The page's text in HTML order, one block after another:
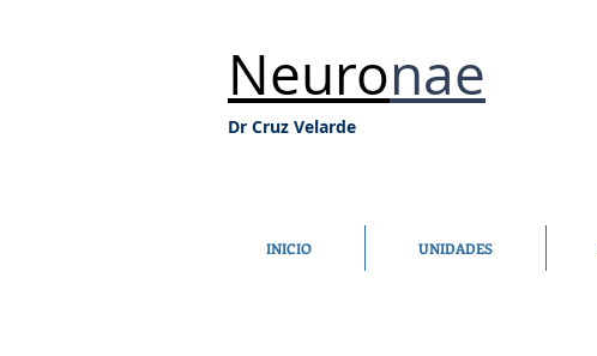
Neuronae
Dr Cruz Velarde
INICIO UNIDADES